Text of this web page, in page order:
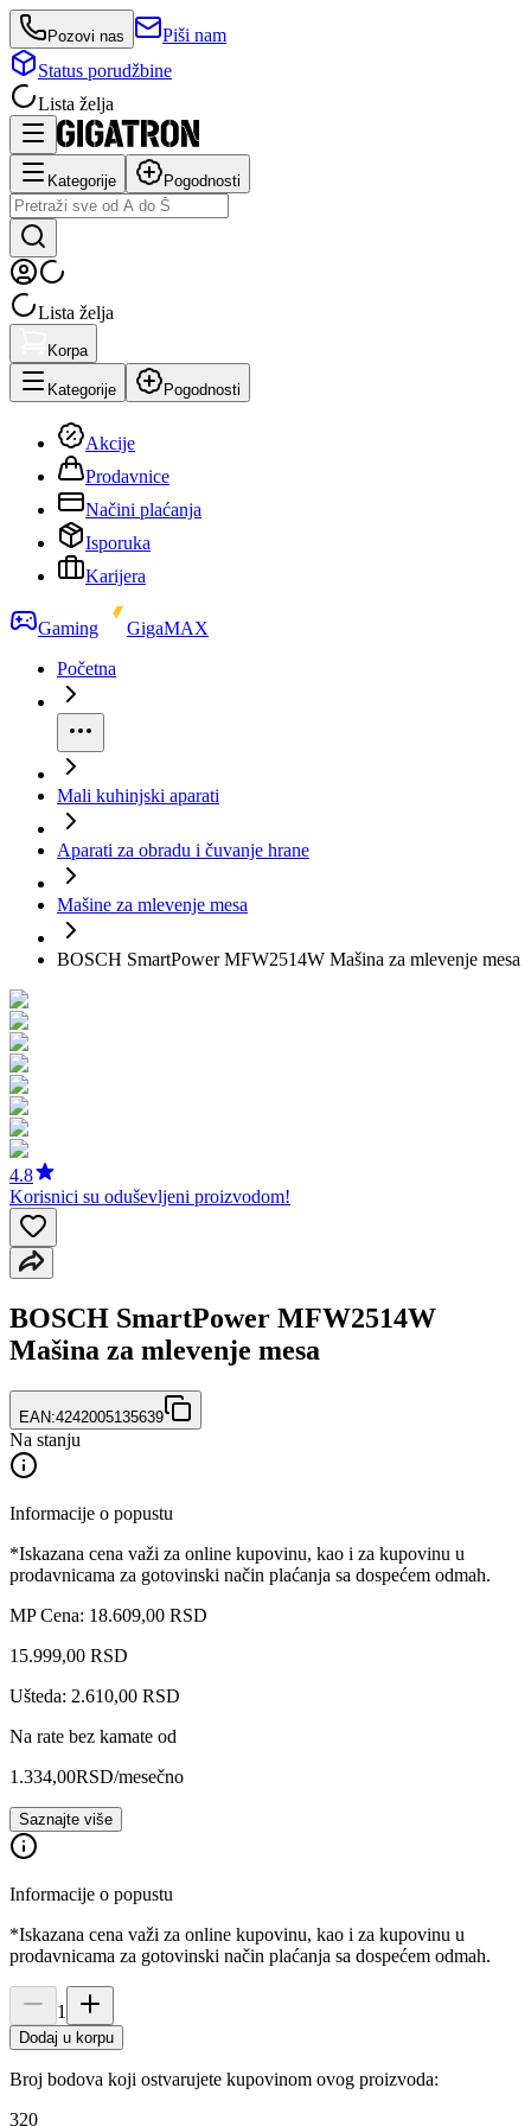
Pozovi nas
Piši nam
Status porudžbine
Lista želja
Kategorije Pogodnosti
Lista želja
Korpa
Kategorije Pogodnosti
Akcije
Prodavnice
Načini plaćanja
Isporuka
Karijera
Gaming
GigaMAX
Početna
Mali kuhinjski aparati
Aparati za obradu i čuvanje hrane
Mašine za mlevenje mesa
BOSCH SmartPower MFW2514W Mašina za mlevenje mesa
4.8
Korisnici su oduševljeni proizvodom!
BOSCH SmartPower MFW2514W
Mašina za mlevenje mesa
EAN:4242005135639
Na stanju
Informacije o popustu
*Iskazana cena važi za online kupovinu, kao i za kupovinu u
prodavnicama za gotovinski način plaćanja sa dospećem odmah.
MP Cena: 18.609,00 RSD
15.999,00 RSD
Ušteda: 2.610,00 RSD
Na rate bez kamate od
1.334,00RSD/mesečno
Saznajte više
Informacije o popustu
*Iskazana cena važi za online kupovinu, kao i za kupovinu u
prodavnicama za gotovinski način plaćanja sa dospećem odmah.
1
Dodaj u korpu
Broj bodova koji ostvarujete kupovinom ovog proizvoda:
320